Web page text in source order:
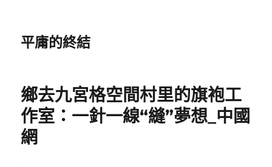
平庸的終結
鄉去九宮格空間村里的旗袍工
作室：一針一線“縫”夢想_中國
網